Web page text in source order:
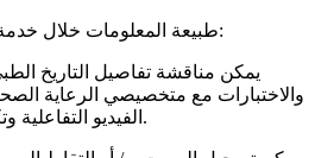
طبيعة المعلومات خلال خدمة الاستشارة الصحية عن بعد:
يمكن مناقشة تفاصيل التاريخ
والاختبارات مع متخصيصي الرعاية
الفيديو التفاعلية وتكنولوجيا الصوت والاتصالات.